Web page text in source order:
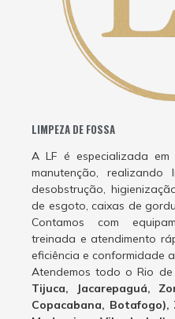
LIMPEZA DE FOSSA
A LF é especializada
manutenção, realizando
desobstrução,
de esgoto, caixas de
Contamos com
treinada e atendimento
eficiência e conformidade
Atendemos todo o Rio de
Tijuca, Jacarepaguá,
Copacabana,